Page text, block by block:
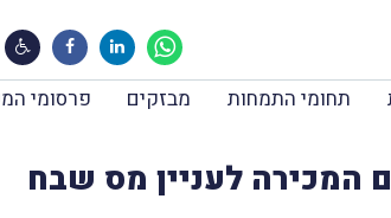
תחומי התמחות מבזקים פרסומי
המכירה לעניין מס שבח